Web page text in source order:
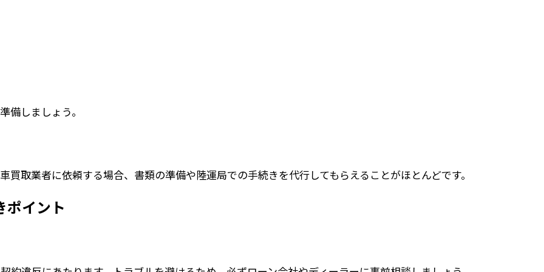
備しましょう。
取業者に依頼する場合、書類の準備や陸運局での手続きを代行してもらえることがほとんどです。
ポイント